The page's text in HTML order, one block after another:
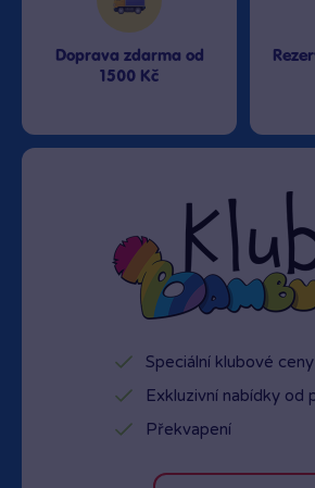
Doprava zdarma od
1500 Kč
Speciální klubové ceny
Exkluzivní nabídky od
Překvapení